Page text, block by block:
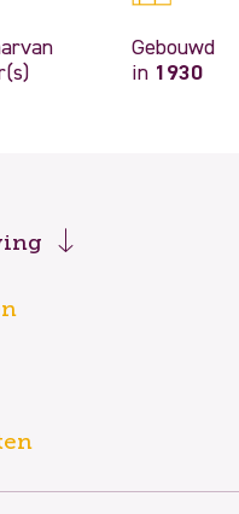
Gebouwd
in 1930